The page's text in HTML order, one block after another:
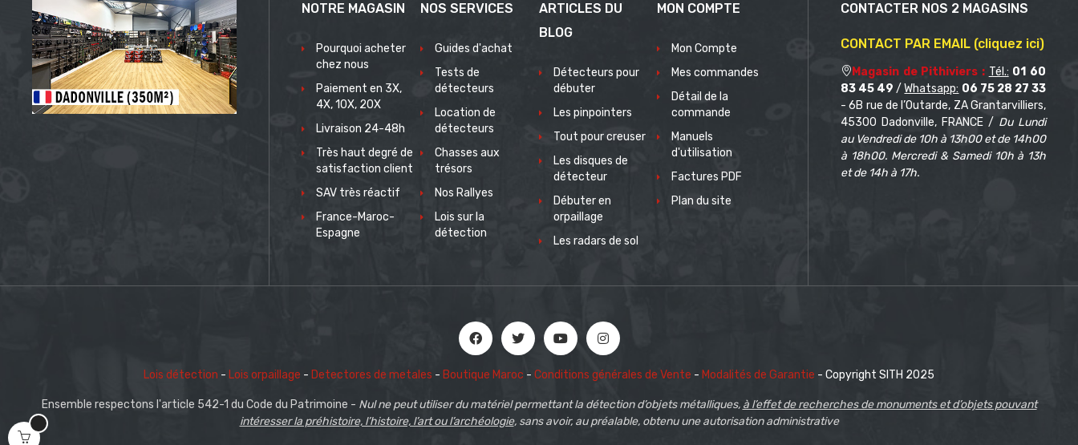
CONTACTER NOS 2 MAGASINS
CONTACT PAR EMAIL (cliquez ici)
Magasin de Pithiviers : Tél.: 01 60
83 45 49 /Whatsapp: 06 75 28 27 33
- 6B rue de l’Outarde, ZA Grantarvilliers,
45300 Dadonville, FRANCE / Du Lundi
au Vendredi de 10h à 13h00 et de 14h00
à 18h00. Mercredi & Samedi 10h à 13h
et de 14h à 17h.
NOTRE MAGASIN
Pourquoi acheter
chez nous
Paiement en 3X,
4X, 10X, 20X
Livraison 24-48h
Très haut degré de
satisfaction client
SAV très réactif
France-Maroc-
Espagne
NOS SERVICES
Guides d'achat
Tests de
détecteurs
Location de
détecteurs
Chasses aux
trésors
Nos Rallyes
Lois sur la
détection
ARTICLES DU
BLOG
Détecteurs pour
débuter
Les pinpointers
Tout pour creuser
Les disques de
détecteur
Débuter en
orpaillage
Les radars de sol
MON COMPTE
Mon Compte
Mes commandes
Détail de la
commande
Manuels
d'utilisation
Factures PDF
Plan du site
Lois détection - Lois orpaillage - Detectores de metales - Boutique Maroc - Conditions générales de Vente - Modalités de Garantie - Copyright SITH 2025
Ensemble respectons l'article 542-1 du Code du Patrimoine - Nul ne peut utiliser du matériel permettant la détection d’objets métalliques, à l’effet de recherches de monuments et d’objets pouvant
intéresser la préhistoire, l’histoire, l’art ou l’archéologie, sans avoir, au préalable, obtenu une autorisation administrative